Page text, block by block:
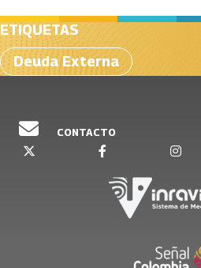
ETIQUETAS
Deuda Externa
CONTACTO